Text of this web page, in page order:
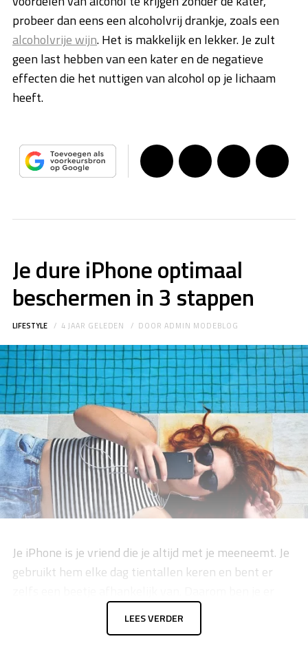
probeer dan eens een alcoholvrij drankje, zoals een
alcoholvrije wijn. Het is makkelijk en lekker. Je zult
geen last hebben van een kater en de negatieve
effecten die het nuttigen van alcohol op je lichaam
heeft.
Je dure iPhone optimaal
beschermen in 3 stappen
LIFESTYLE 4 JAAR GELEDEN DOORADMIN MODEBLOG
Je iPhone is je vriend die je altijd met je meeneemt. Je
gebruikt hem elke dag tientallen keren en bent er
voorzichtig mee en wil je je telefoon waarschijnlijk
ook zo goed mogelijk beschermen. Hoe pak je dat aan?
LEES VERDER